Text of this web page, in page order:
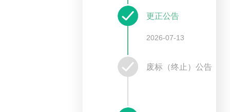
更正公告
2026-07-13
废标（终止）公告